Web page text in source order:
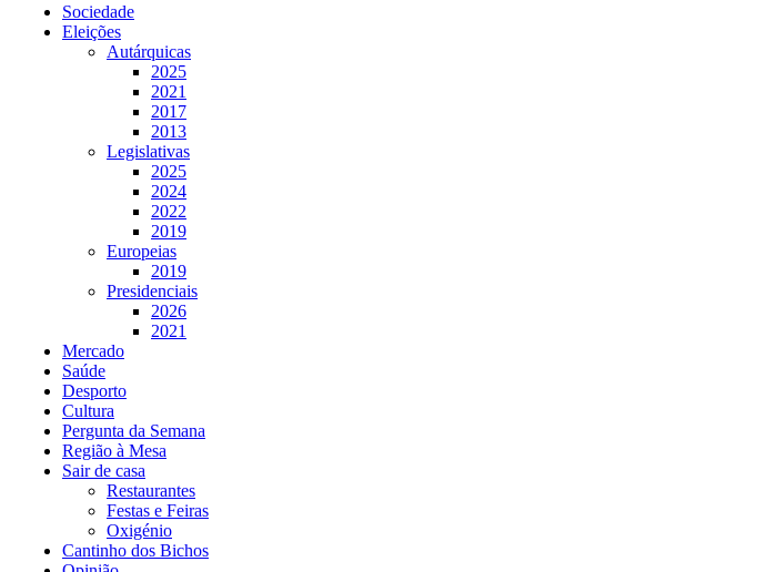
Sociedade
Eleições
Autárquicas
2025
2021
2017
2013
Legislativas
2025
2024
2022
2019
Europeias
2019
Presidenciais
2026
2021
Mercado
Saúde
Desporto
Cultura
Pergunta da Semana
Região à Mesa
Sair de casa
Restaurantes
Festas e Feiras
Oxigénio
Cantinho dos Bichos